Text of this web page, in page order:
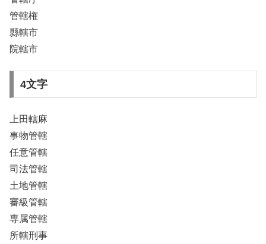
管轄権
縣轄市
院轄市
4文字
上田轄麻
事物管轄
任意管轄
司法管轄
土地管轄
審級管轄
専属管轄
所轄刑事